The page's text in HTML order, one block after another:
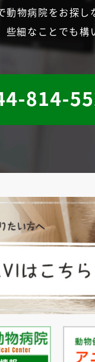
動物病院をお探し
些細なことでも構